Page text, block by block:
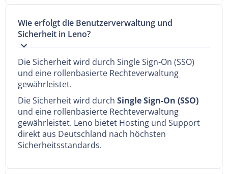
Wie erfolgt die Benutzerverwaltung und
Sicherheit in Leno?
Die Sicherheit wird durch Single Sign-On (SSO)
und eine rollenbasierte Rechteverwaltung
gewährleistet.
Die Sicherheit wird durch Single Sign-On (SSO)
und eine rollenbasierte Rechteverwaltung
gewährleistet. Leno bietet Hosting und Support
direkt aus Deutschland nach höchsten
Sicherheitsstandards.